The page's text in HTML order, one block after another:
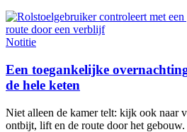
Notitie
Een toegankelijke
de hele keten
Niet alleen de kamer telt: kijk ook naar
ontbijt, lift en de route door het gebouw.